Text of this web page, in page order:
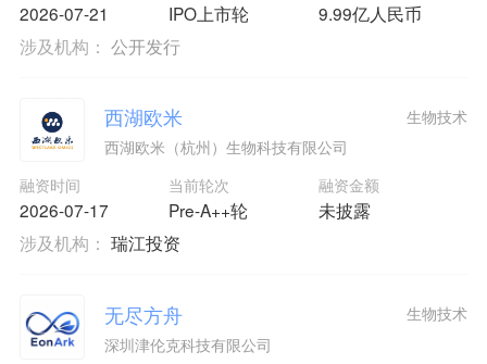
2026-07-21 IPO上市轮 9.99亿人民币
涉及机构： 公开发行
西湖欧米
西湖欧米（杭州）生物科技有限公司
融资时间
2026-07-17
当前轮次
Pre-A++轮
融资金额
未披露
生物技术
涉及机构： 瑞江投资
无尽方舟
深圳津伦克科技有限公司
生物技术